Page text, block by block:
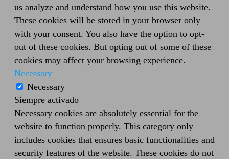
us analyze and understand how you use this website.
These cookies will be stored in your browser only
with your consent. You also have the option to opt-
out of these cookies. But opting out of some of these
cookies may affect your browsing experience.
Necessary
Necessary
Siempre activado
Necessary cookies are absolutely essential for the
website to function properly. This category only
includes cookies that ensures basic functionalities and
security features of the website. These cookies do not